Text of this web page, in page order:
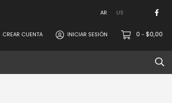
AR US
CREAR CUENTA INICIAR SESIÓN 0 - $0,00